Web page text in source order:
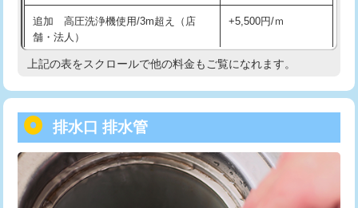
給水管工事※（土の掘削・埋め戻し作
業)
11,000円
給水管工事※（塩ビ管（VP・HI）使
用/3ｍまで)
用（追加）/3ｍ超え)
給水管工事※（ライニング鋼管・銅
管・ポリ管・HT管使用/3ｍまで)
44,000円
給水管工事※（ライニング鋼管・銅
+8,800円
追加 高圧洗浄機使用/3m超え（店
舗・法人）
+5,500円/ｍ
高度高圧洗浄換 現地調査
トーラー機使用/3mまで
追加トーラー機使用/3m超え +3,300円
カメラ調査 33,000円
上記の表をスクロールで他の料金もご覧になれます。
排水口 排水管